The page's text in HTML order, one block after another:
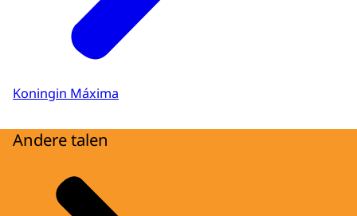
Koningin Máxima
Andere talen